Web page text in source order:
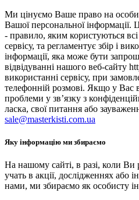
Ми цінуємо Ваше право на
Вашої персональної інформації.
- правило, яким користуються
сервісу, та регламентує збір і
інформації, яка може бути
відвідуванні нашого веб-сайту
використанні сервісу, при
телефонній розмові. Якщо у Вас
проблеми у зв’язку з
ласка, свої питання або
sale@masterkisti.com.ua
Яку інформацію ми збираємо
На нашому сайті, в разі, коли Ви
учать в акції, дослідженнях або
нами, ми збираємо як особисту